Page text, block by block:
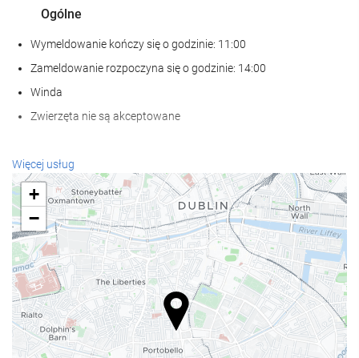
Ogólne
Wymeldowanie kończy się o godzinie: 11:00
Zameldowanie rozpoczyna się o godzinie: 14:00
Winda
Zwierzęta nie są akceptowane
Recepcja
całodobowa recepcja
przechowalnia bagażu
Posiłki i napoje
Restauracja à la carte
Bar
internet
Więcej usług
+
−